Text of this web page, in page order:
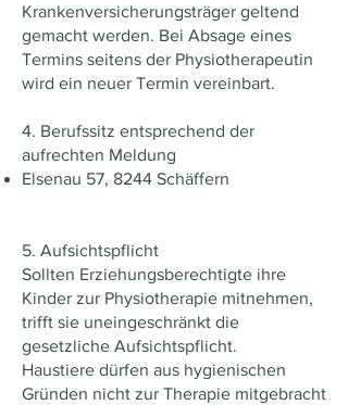
Krankenversicherungsträger geltend
gemacht werden. Bei Absage eines
Termins seitens der Physiotherapeutin
wird ein neuer Termin vereinbart.
4. Berufssitz entsprechend der
aufrechten Meldung
Elsenau 57, 8244 Schäffern
5. Aufsichtspflicht
Sollten Erziehungsberechtigte ihre
Kinder zur Physiotherapie mitnehmen,
trifft sie uneingeschränkt die
gesetzliche Aufsichtspflicht.
Haustiere dürfen aus hygienischen
Gründen nicht zur Therapie mitgebracht